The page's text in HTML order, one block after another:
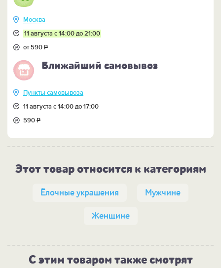
Москва
11 августа с 14:00 до 21:00
от 590Р
Ближайший самовывоз
Пункты самовывоза
11 августа с 14:00 до 17:00
590Р
Этот товар относится к категориям
Ёлочные украшения Мужчине
Женщине
С этим товаром также смотрят